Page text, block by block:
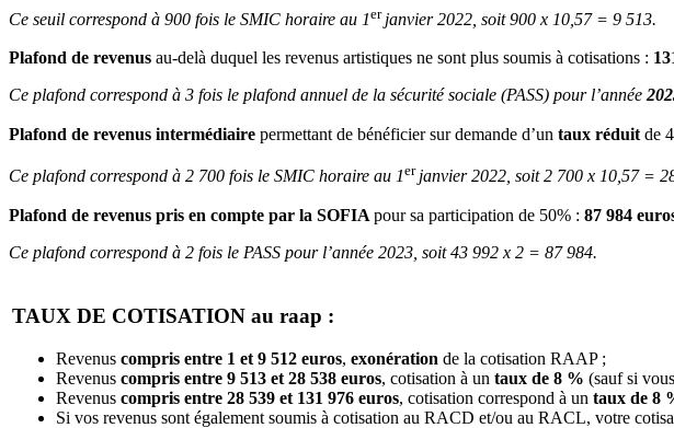
Ce seuil correspond à 900 fois le SMIC horaire au 1er janvier 2022, soit 900 x 10,57 = 9 513.
Plafond de revenus au-delà duquel les revenus artistiques ne sont plus soumis à cotisations :
Ce plafond correspond à 3 fois le plafond annuel de la sécurité sociale (PASS) pour l’année
Plafond de revenus intermédiaire permettant de bénéficier sur demande d’un taux réduit de
Ce plafond correspond à 2 700 fois le SMIC horaire au 1er janvier 2022, soit 2 700 x 10,57 =
Plafond de revenus pris en compte par la SOFIA pour sa participation de 50% : 87 984
Ce plafond correspond à 2 fois le PASS pour l’année 2023, soit 43 992 x 2 = 87 984.
TAUX DE COTISATION au raap :
Revenus compris entre 1 et 9 512 euros, exonération de la cotisation RAAP ;
Revenus compris entre 9 513 et 28 538 euros, cotisation à un taux de 8 % (sauf si
Revenus compris entre 28 539 et 131 976 euros, cotisation correspond à un taux de 8
Si vos revenus sont également soumis à cotisation au RACD et/ou au RACL, votre